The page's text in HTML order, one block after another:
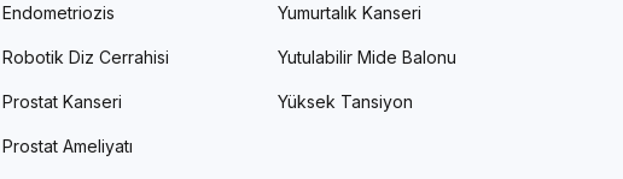
Endometriozis
Robotik Diz Cerrahisi
Prostat Kanseri
Prostat Ameliyatı
Yumurtalık Kanseri
Yutulabilir Mide Balonu
Yüksek Tansiyon